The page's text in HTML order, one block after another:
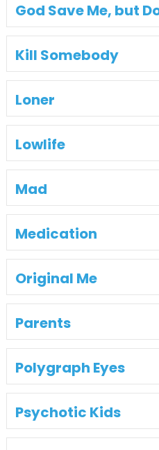
God Save Me, but
Kill Somebody
Loner
Lowlife
Mad
Medication
Original Me
Parents
Polygraph Eyes
Psychotic Kids